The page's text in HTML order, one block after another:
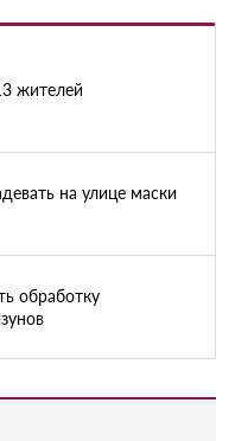
жителей
на улице маски
обработку